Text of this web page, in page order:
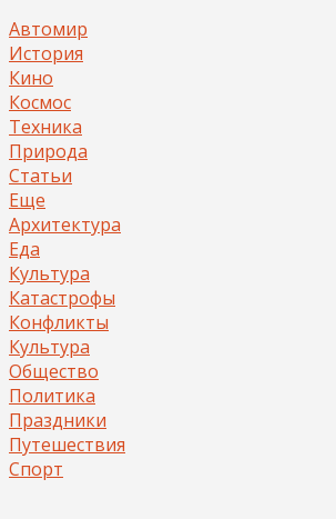
Автомир
История
Кино
Космос
Техника
Природа
Статьи
Еще
Архитектура
Еда
Культура
Катастрофы
Конфликты
Культура
Общество
Политика
Праздники
Путешествия
Спорт